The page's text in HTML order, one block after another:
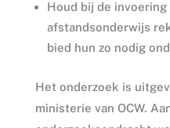
Houd bij de invoering
afstandsonderwijs
bied hun zo nodig
Het onderzoek is
ministerie van OCW.